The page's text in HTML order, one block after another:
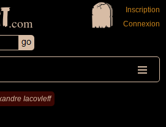
.com
Inscription
Connexion
Iacovleff